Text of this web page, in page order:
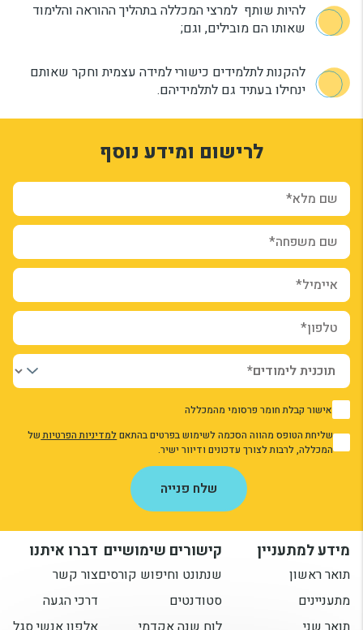
להיות שותף למרצי המכללה בתהליך ההוראה והלימוד
שאותו הם מובילים, וגם;
להקנות לתלמידים כישורי למידה עצמית וחקר שאותם
ינחילו בעתיד גם לתלמידיהם.
לרישום ומידע נוסף
שם מלא*
שם משפחה*
איימיל*
טלפון*
1 אישור קבלת חומר פרסומי מהמכללה
1
אני מאשר/ת את מדיניות הפרטיות
שליחת הטופס מהווה הסכמה לשימוש בפרטים בהתאםלמדיניות הפרטיותשל
המכללה, לרבות לצורך עדכונים ודיוור ישיר.
שלח פנייה
AN-F9WWmBT1k9XcwhDVFuTMv9k4-qdwMO3JSwJqyeKY
VaMRqH5n-6-I5LHifCLa8NjTnDlJPxZbeFtQRWY3UOI
מידע למתעניין
תואר ראשון
מתעניינים
קישורים שימושיים
שנתונט וחיפוש קורסים
סטודנטים
דברו איתנו
צור קשר
דרכי הגעה